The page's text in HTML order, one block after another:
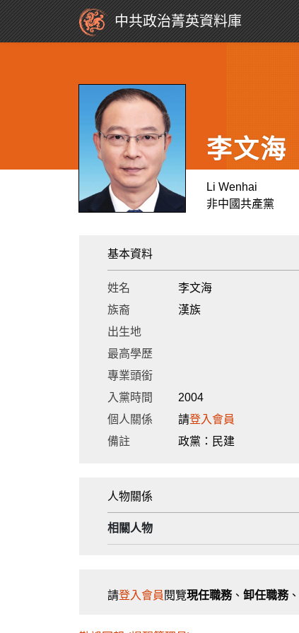
中共政治菁英資料庫
李文海
Li Wenhai
非中國共產黨
基本資料
姓名 李文海
族裔
漢族
出生地
最高學歷
專業頭銜
入黨時間
2004
個人關係
請登入會員
備註
政黨：民建
人物關係
相關人物
請登入會員 閱覽現任職務、 卸任職務、